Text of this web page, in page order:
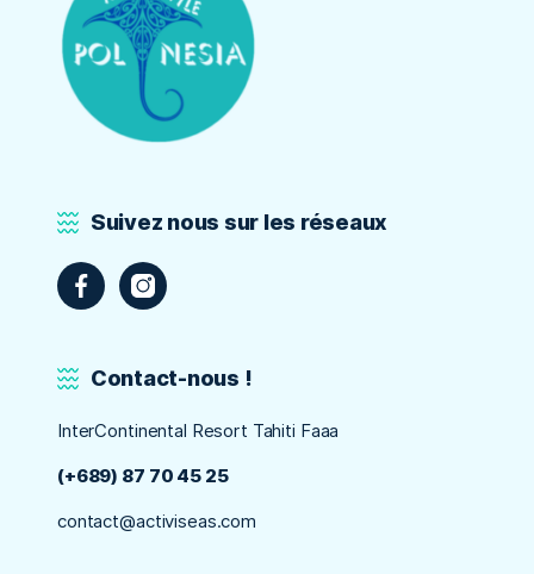
Suivez nous sur les réseaux
Contact-nous !
InterContinental Resort Tahiti Faaa
(+689) 87 70 45 25
contact@activiseas.com